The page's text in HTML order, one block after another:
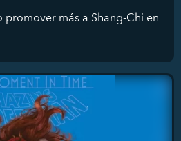
más a Shang-Chi en